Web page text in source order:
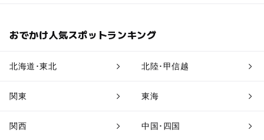
おでかけ人気スポットランキング
北海道･東北 北陸･甲信越
関東 東海
関西 中国･四国